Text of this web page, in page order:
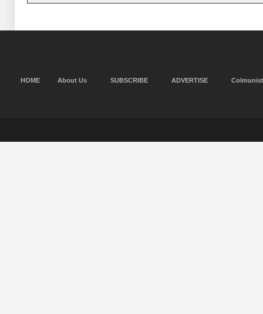
HOME About Us SUBSCRIBE ADVERTISE Colmunist